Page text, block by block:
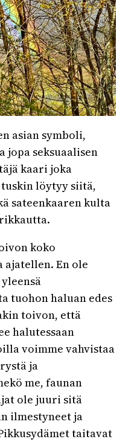
asian symboli,
jopa seksuaalisen
kaari joka
tuskin löytyy siitä,
sateenkaaren kulta
koko
En ole
tuohon haluan edes
toivon, että
halutessaan
voimme vahvistaa
ja
me, faunan
ole juuri sitä
ilmestyneet ja
taitavat